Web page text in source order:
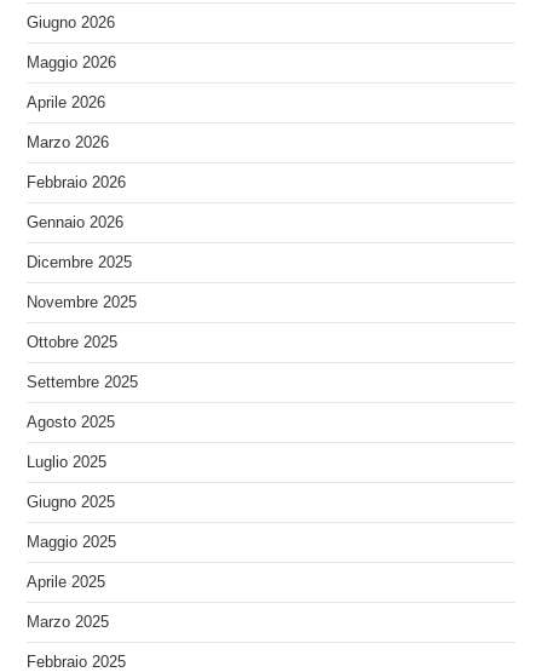
Giugno 2026
Maggio 2026
Aprile 2026
Marzo 2026
Febbraio 2026
Gennaio 2026
Dicembre 2025
Novembre 2025
Ottobre 2025
Settembre 2025
Agosto 2025
Luglio 2025
Giugno 2025
Maggio 2025
Aprile 2025
Marzo 2025
Febbraio 2025